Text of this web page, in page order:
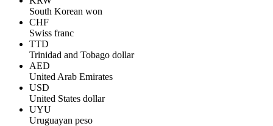
South Korean won
CHF
Swiss franc
TTD
Trinidad and Tobago dollar
AED
United Arab Emirates
USD
United States dollar
UYU
Uruguayan peso